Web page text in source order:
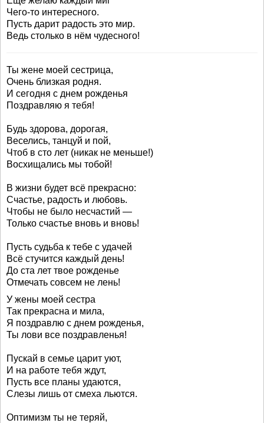
Чего-то интересного.
Пусть дарит радость это мир.
Ведь столько в нём чудесного!
Ты жене моей сестрица,
Очень близкая родня.
И сегодня с днем рожденья
Поздравляю я тебя!
Будь здорова, дорогая,
Веселись, танцуй и пой,
Чтоб в сто лет (никак не меньше!)
Восхищались мы тобой!
В жизни будет всё прекрасно:
Счастье, радость и любовь.
Чтобы не было несчастий —
Только счастье вновь и вновь!
Пусть судьба к тебе с удачей
Всё стучится каждый день!
До ста лет твое рожденье
Отмечать совсем не лень!
У жены моей сестра
Так прекрасна и мила,
Я поздравлю с днем рожденья,
Ты лови все поздравленья!
Пускай в семье царит уют,
И на работе тебя ждут,
Пусть все планы удаются,
Слезы лишь от смеха льются.
Оптимизм ты не теряй,